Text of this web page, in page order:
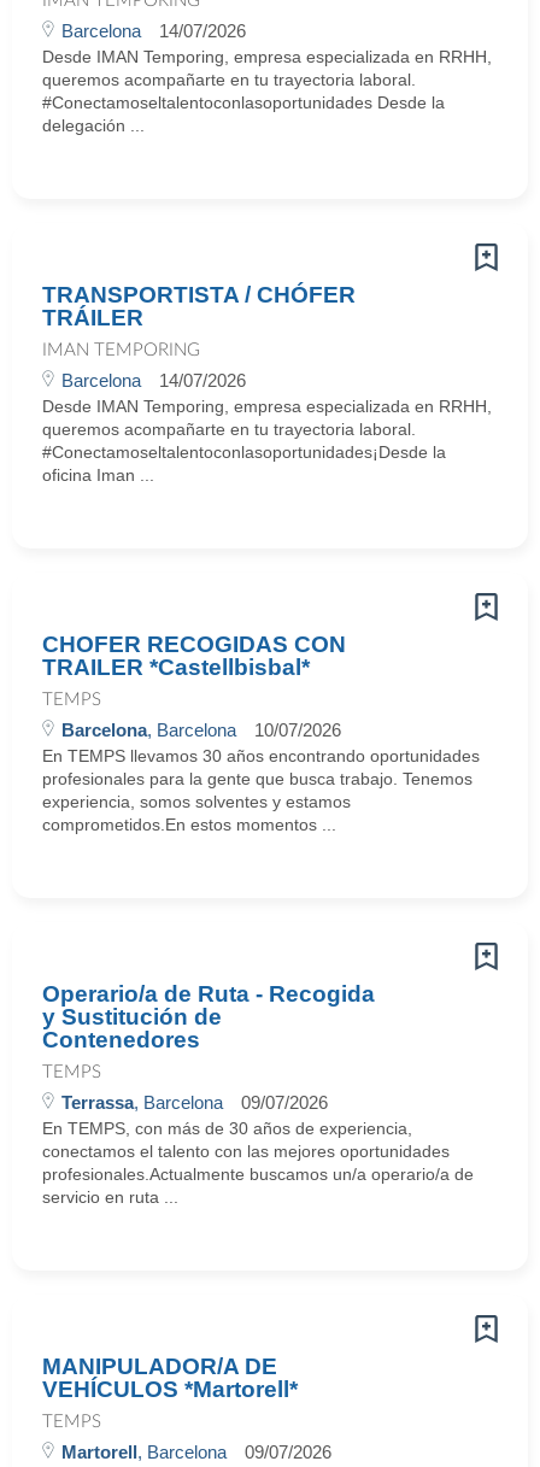
Barcelona 14/07/2026
Desde IMAN Temporing, empresa especializada en RRHH,
queremos acompañarte en tu trayectoria laboral.
#Conectamoseltalentoconlasoportunidades Desde la
delegación ...
TRANSPORTISTA / CHÓFER
TRÁILER
IMAN TEMPORING
Barcelona 14/07/2026
Desde IMAN Temporing, empresa especializada en RRHH,
queremos acompañarte en tu trayectoria laboral.
#Conectamoseltalentoconlasoportunidades¡Desde la
oficina Iman ...
CHOFER RECOGIDAS CON
TRAILER *Castellbisbal*
TEMPS
Barcelona, Barcelona 10/07/2026
En TEMPS llevamos 30 años encontrando oportunidades
profesionales para la gente que busca trabajo. Tenemos
experiencia, somos solventes y estamos
comprometidos.En estos momentos ...
Operario/a de Ruta - Recogida
y Sustitución de
Contenedores
TEMPS
Terrassa, Barcelona 09/07/2026
En TEMPS, con más de 30 años de experiencia,
conectamos el talento con las mejores oportunidades
profesionales.Actualmente buscamos un/a operario/a de
servicio en ruta ...
MANIPULADOR/A DE
VEHÍCULOS *Martorell*
TEMPS
Martorell, Barcelona 09/07/2026